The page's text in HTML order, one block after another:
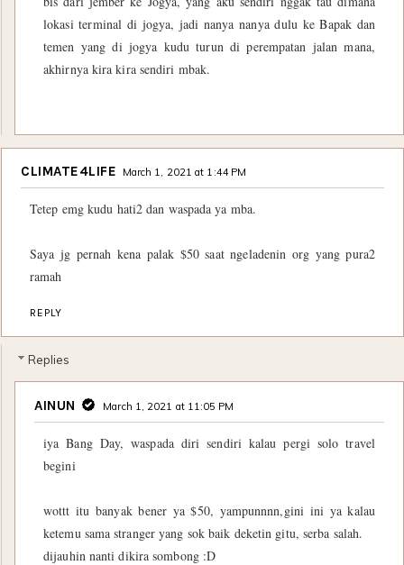
lokasi terminal di jogya, jadi nanya nanya dulu ke Bapak dan
temen yang di jogya kudu turun di perempatan jalan mana,
akhirnya kira kira sendiri mbak.
CLIMATE4LIFE March 1, 2021 at 1:44 PM
Tetep emg kudu hati2 dan waspada ya mba.
Saya jg pernah kena palak $50 saat ngeladenin org yang pura2
ramah
REPLY
Replies
AINUN March 1, 2021 at 11:05 PM
iya Bang Day, waspada diri sendiri kalau pergi solo travel
begini
wottt itu banyak bener ya $50, yampunnnn,gini ini ya kalau
ketemu sama stranger yang sok baik deketin gitu, serba salah.
dijauhin nanti dikira sombong :D